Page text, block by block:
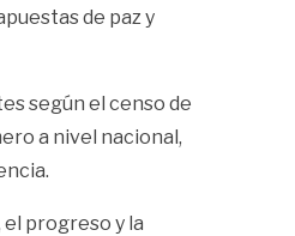
de paz y
según el censo de
a nivel nacional,
progreso y la